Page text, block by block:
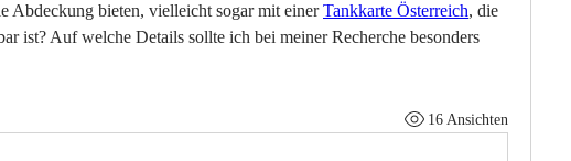
Abdeckung bieten, vielleicht sogar mit einer Tankkarte Österreich, die
ist? Auf welche Details sollte ich bei meiner Recherche besonders
16 Ansichten